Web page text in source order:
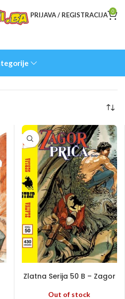
PRIJAVA / REGISTRACIJA 0
Zlatna Serija 50 B – Zagor
priča
Out of stock